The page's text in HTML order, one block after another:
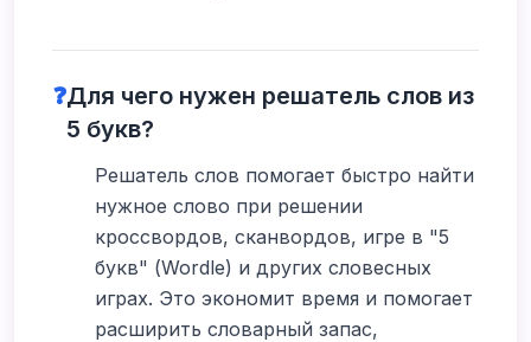
❓Для чего нужен решатель слов из
5 букв?
Решатель слов помогает быстро найти
нужное слово при решении
кроссвордов, сканвордов, игре в "5
букв" (Wordle) и других словесных
играх. Это экономит время и помогает
расширить словарный запас,